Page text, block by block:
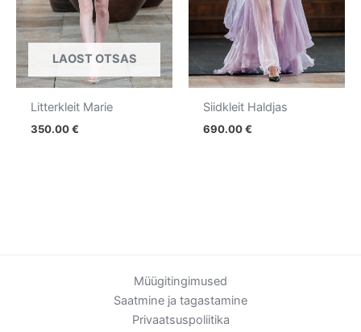
LAOST OTSAS
Litterkleit Marie
350.00€
Siidkleit Haldjas
690.00€
Müügitingimused
Saatmine ja tagastamine
Privaatsuspoliitika